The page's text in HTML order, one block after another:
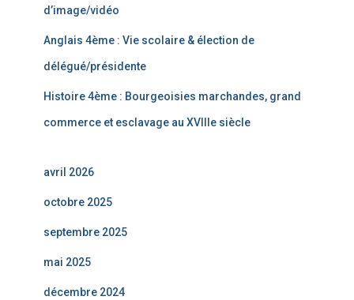
d’image/vidéo
Anglais 4ème : Vie scolaire & élection de
délégué/présidente
Histoire 4ème : Bourgeoisies marchandes, grand
commerce et esclavage au XVIIIe siècle
avril 2026
octobre 2025
septembre 2025
mai 2025
décembre 2024